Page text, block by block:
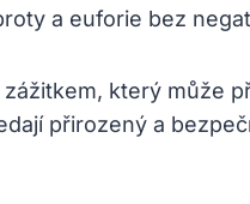
a euforie bez
který může
přirozený a